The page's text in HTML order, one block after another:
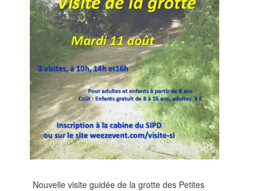
Nouvelle visite guidée de la grotte des Petites